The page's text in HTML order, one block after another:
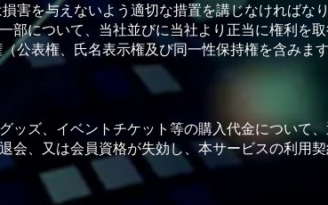
害を与えないよう適切な措置を講じなければなり
部について、当社並びに当社より正当に権利を
公表権、⽒名表⽰権及び同⼀性保持権を含みま
ッズ、イベントチケット等の購⼊代⾦について、
、⼜は会員資格が失効し、本サービスの利⽤